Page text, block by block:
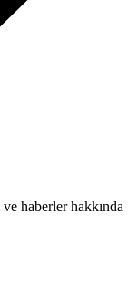
haberler hakkında